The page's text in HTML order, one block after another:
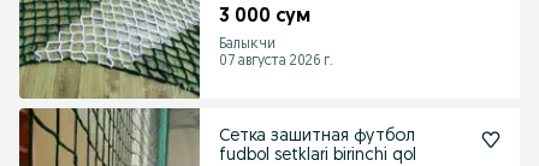
3 000 сум
Балыкчи
07 августа 2026 г.
Сетка зашитная футбол
fudbol setklari birinchi qol